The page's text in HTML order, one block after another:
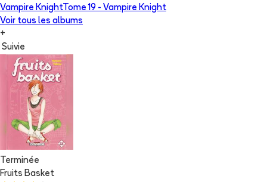
Vampire KnightTome 19 - Vampire Knight
Voir tous les albums
+
Suivie
Terminée
Fruits Basket